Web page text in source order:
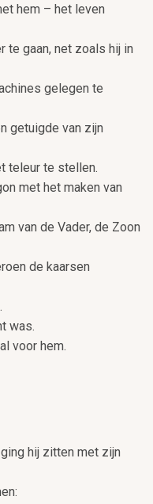
hem – het leven
te gaan, net zoals hij in
gelegen te
getuigde van zijn
teleur te stellen.
met het maken van
van de Vader, de Zoon
de kaarsen
was.
voor hem.
hij zitten met zijn